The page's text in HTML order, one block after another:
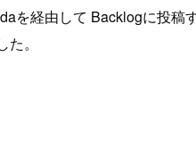
経由して Backlogに投
。